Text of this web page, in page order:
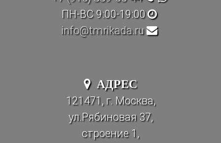
ПН-ВС 9:00-19:00
info@tmrikada.ru
АДРЕС
121471, г. Москва,
ул.Рябиновая 37,
строение 1,